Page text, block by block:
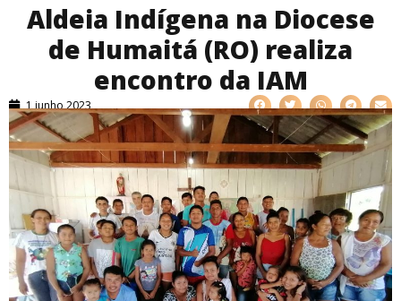
Aldeia Indígena na Diocese
de Humaitá (RO) realiza
encontro da IAM
1 junho 2023